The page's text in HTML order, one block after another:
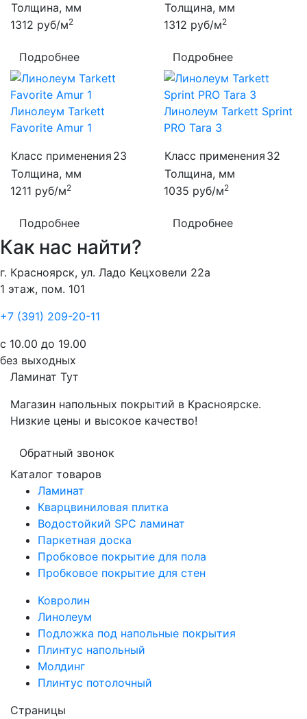
Толщина, мм
1312 руб/м2
Подробнее
Толщина, мм
1312 руб/м2
Подробнее
Линолеум Tarkett
Favorite Amur 1
Класс применения 23
Толщина, мм
1211 руб/м2
Подробнее
Линолеум Tarkett Sprint
PRO Tara 3
Класс применения 32
Толщина, мм
1035 руб/м2
Подробнее
Как нас найти?
г. Красноярск, ул. Ладо Кецховели 22а
1 этаж, пом. 101
+7 (391) 209-20-11
с 10.00 до 19.00
без выходных
Ламинат Тут
Магазин напольных покрытий в Красноярске.
Низкие цены и высокое качество!
Обратный звонок
Каталог товаров
Ламинат
Кварцвиниловая плитка
Водостойкий SPC ламинат
Паркетная доска
Пробковое покрытие для пола
Пробковое покрытие для стен
Ковролин
Линолеум
Подложка под напольные покрытия
Плинтус напольный
Молдинг
Плинтус потолочный
Страницы